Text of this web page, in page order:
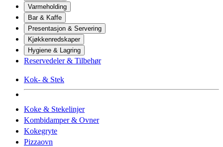
Varmeholding
Bar & Kaffe
Presentasjon & Servering
Kjøkkenredskaper
Hygiene & Lagring
Reservedeler & Tilbehør
Kok- & Stek
Koke & Stekelinjer
Kombidamper & Ovner
Kokegryte
Pizzaovn